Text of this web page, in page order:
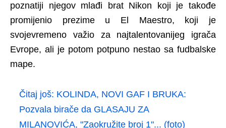
poznatiji njegov mlađi brat Nikon koji je takođe
promijenio prezime u El Maestro, koji je
svojevremeno važio za najtalentovanijeg igrača
Evrope, ali je potom potpuno nestao sa fudbalske
mape.
Čitaj još: KOLINDA, NOVI GAF I BRUKA:
Pozvala birače da GLASAJU ZA
MILANOVIĆA, "Zaokružite broj 1"... (foto)